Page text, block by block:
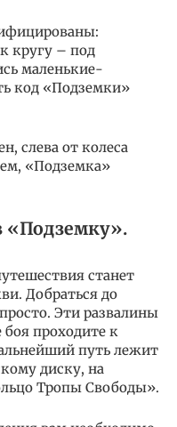
кругу – под
маленькие-
код «Подземки»
слева от колеса
«Подземка»
«Подземку».
станет
Добраться до
Эти развалины
проходите к
путь лежит
диску, на
Тропы Свободы».